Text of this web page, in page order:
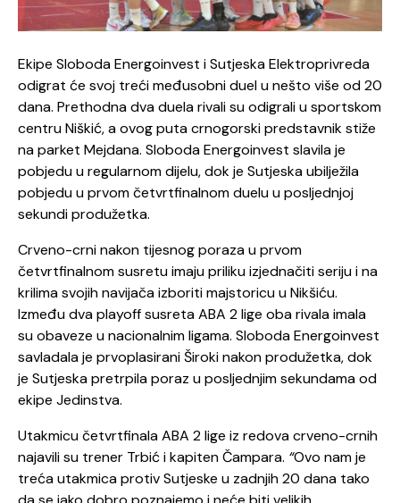
Ekipe Sloboda Energoinvest i Sutjeska Elektroprivreda
odigrat će svoj treći međusobni duel u nešto više od 20
dana. Prethodna dva duela rivali su odigrali u sportskom
centru Niškić, a ovog puta crnogorski predstavnik stiže
na parket Mejdana. Sloboda Energoinvest slavila je
pobjedu u regularnom dijelu, dok je Sutjeska ubilježila
pobjedu u prvom četvrtfinalnom duelu u posljednjoj
sekundi produžetka.
Crveno-crni nakon tijesnog poraza u prvom
četvrtfinalnom susretu imaju priliku izjednačiti seriju i na
krilima svojih navijača izboriti majstoricu u Nikšiću.
Između dva playoff susreta ABA 2 lige oba rivala imala
su obaveze u nacionalnim ligama. Sloboda Energoinvest
savladala je prvoplasirani Široki nakon produžetka, dok
je Sutjeska pretrpila poraz u posljednjim sekundama od
ekipe Jedinstva.
Utakmicu četvrtfinala ABA 2 lige iz redova crveno-crnih
najavili su trener Trbić i kapiten Čampara. “Ovo nam je
treća utakmica protiv Sutjeske u zadnjih 20 dana tako